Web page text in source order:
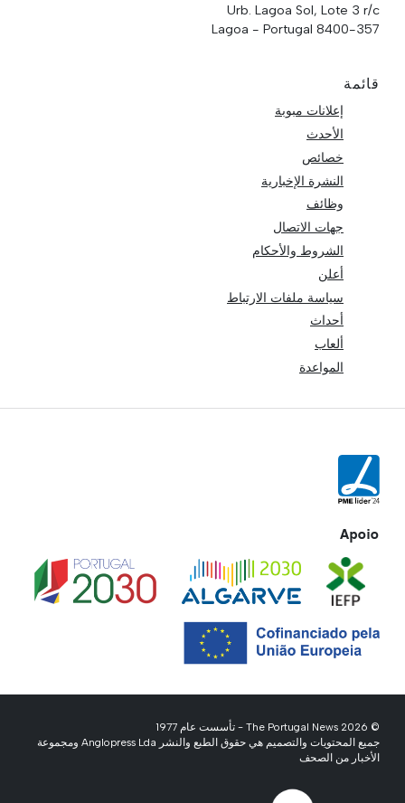
Urb. Lagoa Sol, Lote 3 r/c
8400-357 Lagoa - Portugal
قائمة
إعلانات مبوبة
الأحدث
خصائص
النشرة الإخبارية
وظائف
جهات الاتصال
الشروط والأحكام
أعلن
سياسة ملفات الارتباط
أحداث
ألعاب
المواعدة
Apoio
© 2026 The Portugal News - تأسست عام 1977
جميع المحتويات والتصميم هي حقوق الطبع والنشر Anglopress Lda ومجموعة
الأخبار من الصحف